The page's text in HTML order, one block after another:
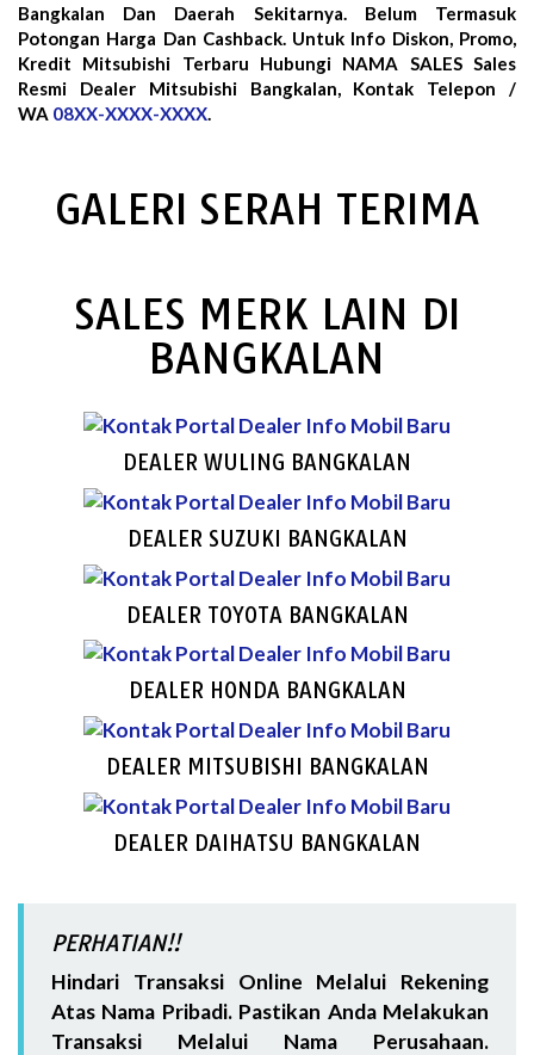
Bangkalan Dan Daerah Sekitarnya. Belum Termasuk
Potongan Harga Dan Cashback. Untuk Info Diskon, Promo,
Kredit Mitsubishi Terbaru Hubungi NAMA SALES Sales
Resmi Dealer Mitsubishi Bangkalan, Kontak Telepon /
WA 08XX-XXXX-XXXX.
GALERI SERAH TERIMA
SALES MERK LAIN DI
BANGKALAN
DEALER WULING BANGKALAN
DEALER SUZUKI BANGKALAN
DEALER TOYOTA BANGKALAN
DEALER HONDA BANGKALAN
DEALER MITSUBISHI BANGKALAN
DEALER DAIHATSU BANGKALAN
PERHATIAN!!
Hindari Transaksi Online Melalui Rekening
Atas Nama Pribadi. Pastikan Anda Melakukan
Transaksi Melalui Nama Perusahaan.